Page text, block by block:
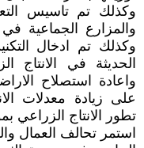
وكذلك تم تاسيس
والمزارع الجماعية
وكذلك تم ادخال
الحديثة في الانتاج
واعادة استصلاح
على زيادة معدلات
تطور الانتاج الزراعي
استمر تحالف العمال